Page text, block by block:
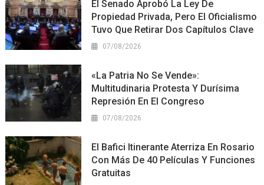
El Senado Aprobó La Ley De
Propiedad Privada, Pero El Oficialismo
Tuvo Que Retirar Dos Capítulos Clave
07/08/2026
«La Patria No Se Vende»:
Multitudinaria Protesta Y Durísima
Represión En El Congreso
07/08/2026
El Bafici Itinerante Aterriza En Rosario
Con Más De 40 Películas Y Funciones
Gratuitas